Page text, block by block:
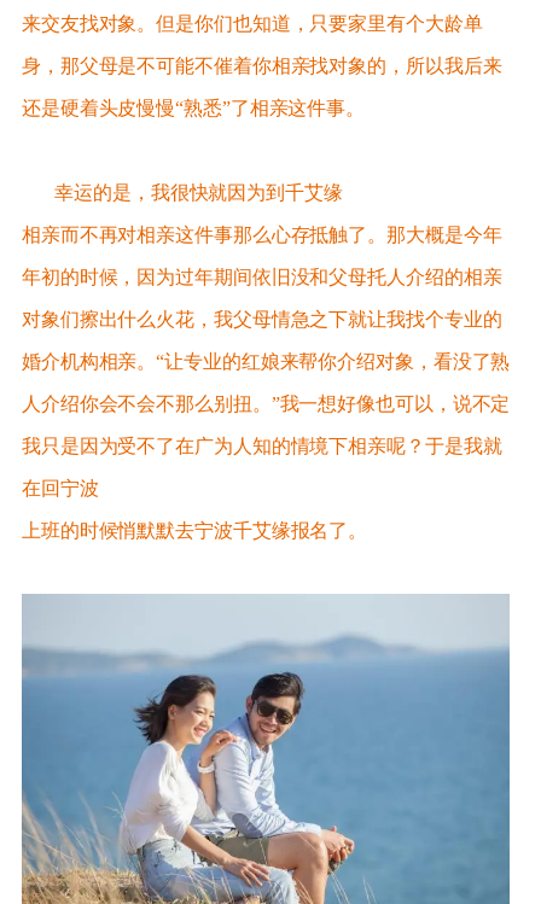
来交友找对象。但是你们也知道，只要家里有个大龄单
身，那父母是不可能不催着你相亲找对象的，所以我后来
还是硬着头皮慢慢“熟悉”了相亲这件事。
幸运的是，我很快就因为到千艾缘
相亲而不再对相亲这件事那么心存抵触了。那大概是今年
年初的时候，因为过年期间依旧没和父母托人介绍的相亲
对象们擦出什么火花，我父母情急之下就让我找个专业的
婚介机构相亲。“让专业的红娘来帮你介绍对象，看没了熟
人介绍你会不会不那么别扭。”我一想好像也可以，说不定
我只是因为受不了在广为人知的情境下相亲呢？于是我就
在回宁波
上班的时候悄默默去宁波千艾缘报名了。